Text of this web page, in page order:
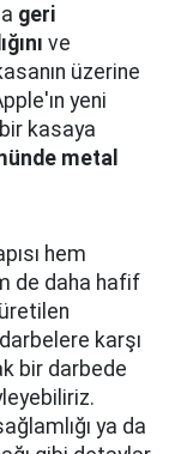
geri
ve
üzerine
yeni
kasaya
metal
hem
de daha hafif
karşı
bir darbede
ya da